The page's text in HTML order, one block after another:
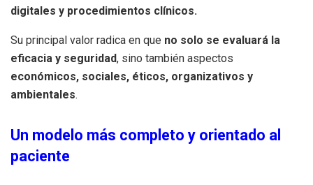
digitales y procedimientos clínicos.
Su principal valor radica en que no solo se evaluará la
eficacia y seguridad, sino también aspectos
económicos, sociales, éticos, organizativos y
ambientales.
Un modelo más completo y orientado al
paciente